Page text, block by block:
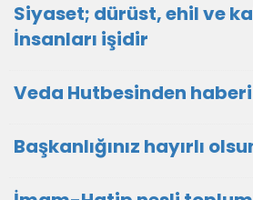
Siyaset; dürüst, ehil ve
İnsanları işidir
Veda Hutbesinden
Başkanlığınız hayırlı